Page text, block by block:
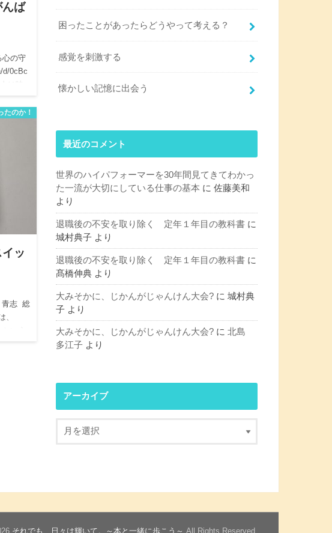
んば
心の守
d/0cBc
たのか！
ッ
青志 総
、
困ったことがあったらどうやって考える？
感覚を刺激する
懐かしい記憶に出会う
最近のコメント
世界のハイパフォーマーを30年間見てきてわかっ
た一流が大切にしている仕事の基本 に 佐藤美和
より
退職後の不安を取り除く 定年１年目の教科書 に
城村典子 より
退職後の不安を取り除く 定年１年目の教科書 に
髙橋伸典 より
大みそかに、じかんがじゃんけん大会? に 城村典
子 より
大みそかに、じかんがじゃんけん大会? に 北島
多江子 より
アーカイブ
それでも、日々は輝いて。～本と一緒に歩こう～ .All Rights Reserved.